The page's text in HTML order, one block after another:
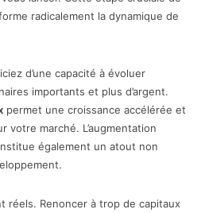
radicalement la dynamique de
d’une capacité à évoluer
importants et plus d’argent.
permet une croissance accélérée et
votre marché. L’augmentation
également un atout non
réels. Renoncer à trop de capitaux